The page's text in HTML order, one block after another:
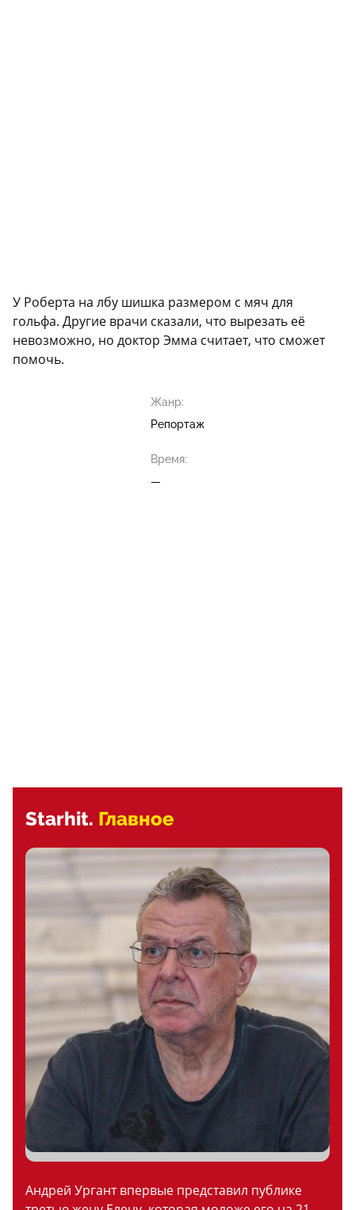
У Роберта на лбу шишка размером с мяч для
гольфа. Другие врачи сказали, что вырезать её
невозможно, но доктор Эмма считает, что cможет
помочь.
Жанр:
Репортаж
Время:
—
Starhit. Главное
Андрей Ургант впервые представил публике